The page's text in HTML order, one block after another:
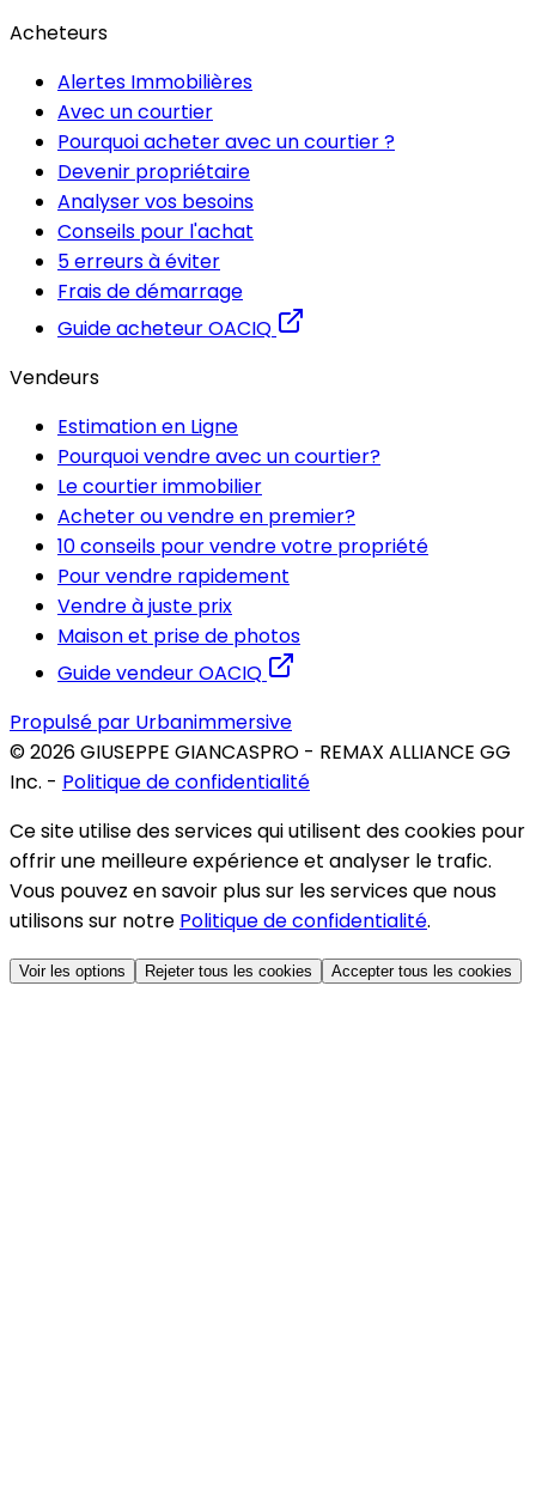
Acheteurs
Alertes Immobilières
Avec un courtier
Pourquoi acheter avec un courtier ?
Devenir propriétaire
Analyser vos besoins
Conseils pour l'achat
5 erreurs à éviter
Frais de démarrage
Guide acheteur OACIQ
Vendeurs
Estimation en Ligne
Pourquoi vendre avec un courtier?
Le courtier immobilier
Acheter ou vendre en premier?
10 conseils pour vendre votre propriété
Pour vendre rapidement
Vendre à juste prix
Maison et prise de photos
Guide vendeur OACIQ
Propulsé par Urbanimmersive
©2026GIUSEPPE GIANCASPRO - REMAX ALLIANCE GG
Inc. - Politique de confidentialité
Ce site utilise des services qui utilisent des cookies pour
offrir une meilleure expérience et analyser le trafic.
Vous pouvez en savoir plus sur les services que nous
utilisons sur notre Politique de confidentialité.
Voir les options Rejeter tous les cookies Accepter tous les cookies